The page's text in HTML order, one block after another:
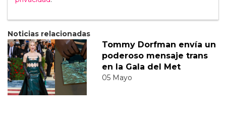
Noticias relacionadas
Tommy Dorfman envía un
poderoso mensaje trans
en la Gala del Met
05 Mayo